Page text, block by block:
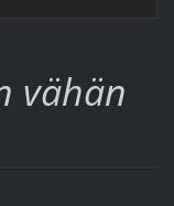
vähän